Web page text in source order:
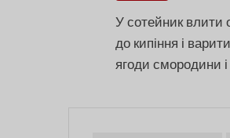
У сотейник влити
до кипіння і
ягоди смородини